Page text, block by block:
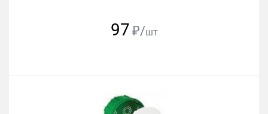
97 ₽/шт